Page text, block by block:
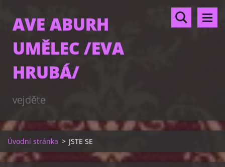
AVE ABURH
UMĚLEC /EVA
HRUBÁ/
vejděte
Úvodní stránka > JSTE SE